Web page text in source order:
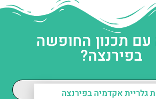
עם תכנון החופשה
בפירנצה?
גלריית אקדמיה בפירנצה